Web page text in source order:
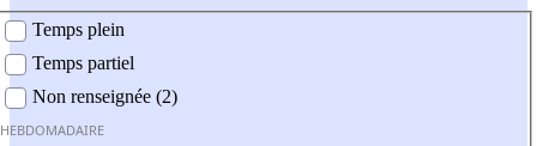
Temps plein
Temps partiel
Non renseignée (2)